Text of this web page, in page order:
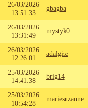
26/03/2026
13:51:33
gbagba
26/03/2026
13:31:49
mystyk0
26/03/2026
12:26:01
adalgise
25/03/2026
14:41:38
brig14
25/03/2026
10:54:28
mariesuzanne